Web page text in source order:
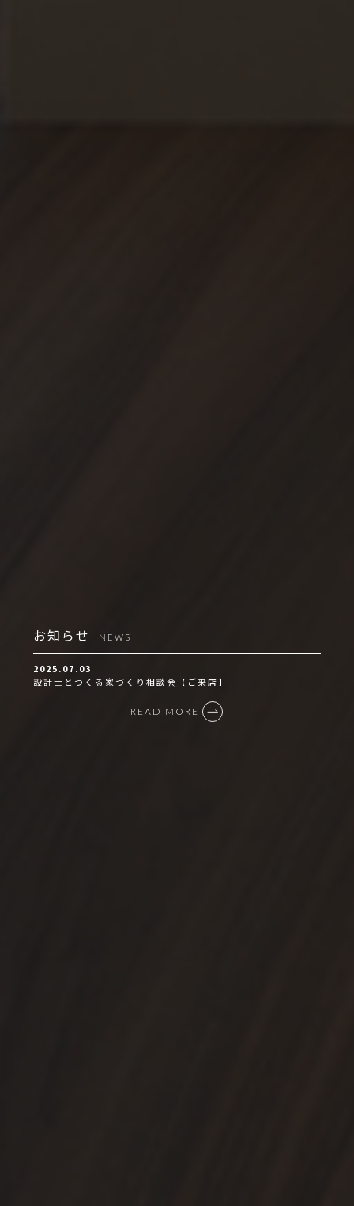
お知らせ NEWS
2025.07.03
設計士とつくる家づくり相談会【ご来店】
READ MORE